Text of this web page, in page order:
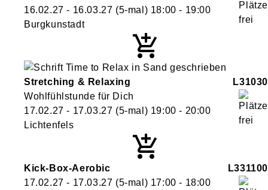
16.02.27 - 16.03.27 (5-mal) 18:00 - 19:00
Burgkunstadt
Stretching & Relaxing
L31030
Wohlfühlstunde für Dich
17.02.27 - 17.03.27 (5-mal) 19:00 - 20:00
Lichtenfels
Kick-Box-Aerobic
L331100
17.02.27 - 17.03.27 (5-mal) 17:00 - 18:00